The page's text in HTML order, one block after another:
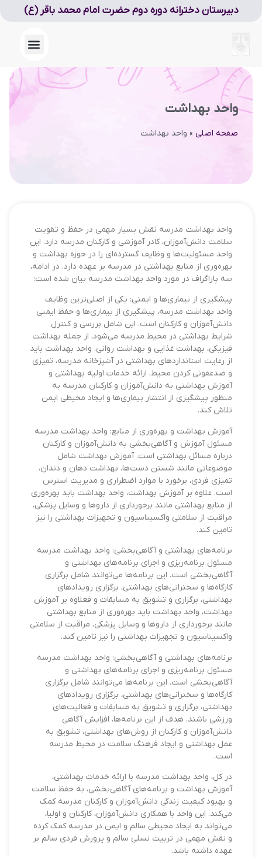
دبیرستان دخترانه دوره دوم حضرت امام محمد باقر (ع)
واحد بهداشت
صفحه اصلی » واحد بهداشت
واحد بهداشت مدرسه نقش بسیار مهمی در حفظ و تقویت
سلامت دانش‌آموزان، کادر آموزشی و کارکنان مدرسه دارد. این
واحد مسئولیت‌ها و وظایف گسترده‌ای را در حوزه بهداشت و
بهره‌وری از منابع بهداشتی در مدرسه بر عهده دارد. در ادامه،
سه پاراگراف در مورد واحد بهداشت مدرسه بیان شده است:
پیشگیری از بیماری‌ها و ایمنی: یکی از اصلی‌ترین وظایف
واحد بهداشت مدرسه، پیشگیری از بیماری‌ها و حفظ ایمنی
دانش‌آموزان و کارکنان است. این شامل بررسی و کنترل
شرایط بهداشتی در محیط مدرسه می‌شود، از جمله بهداشت
فیزیکی، بهداشت غذایی و بهداشت روانی. واحد بهداشت باید
از رعایت استانداردهای بهداشتی در آشپزخانه مدرسه، تمیزی
و ضدعفونی کردن محیط، ارائه خدمات اولیه بهداشتی و
آموزش بهداشتی به دانش‌آموزان و کارکنان مدرسه به
منظور پیشگیری از انتشار بیماری‌ها و ایجاد محیطی ایمن
تلاش کند.
آموزش بهداشت و بهره‌وری از منابع: واحد بهداشت مدرسه
مسئول آموزش و آگاهی‌بخشی به دانش‌آموزان و کارکنان
درباره مسائل بهداشتی است. آموزش بهداشت شامل
موضوعاتی مانند شستن دست‌ها، بهداشت دهان و دندان،
تمیزی فردی، برخورد با موارد اضطراری و مدیریت استرس
است. علاوه بر آموزش بهداشت، واحد بهداشت باید بهره‌وری
از منابع بهداشتی مانند برخورداری از داروها و وسایل پزشکی،
مراقبت از سلامتی واکسیناسیون و تجهیزات بهداشتی را نیز
تامین کند.
برنامه‌های بهداشتی و آگاهی‌بخشی: واحد بهداشت مدرسه
مسئول برنامه‌ریزی و اجرای برنامه‌های بهداشتی و
آگاهی‌بخشی است. این برنامه‌ها می‌توانند شامل برگزاری
کارگاه‌ها و سخنرانی‌های بهداشتی، برگزاری رویدادهای
بهداشتی، برگزاری و تشویق به مسابقات و فعلاوه بر آموزش
بهداشت، واحد بهداشت باید بهره‌وری از منابع بهداشتی
مانند برخورداری از داروها و وسایل پزشکی، مراقبت از سلامتی
واکسیناسیون و تجهیزات بهداشتی را نیز تامین کند.
برنامه‌های بهداشتی و آگاهی‌بخشی: واحد بهداشت مدرسه
مسئول برنامه‌ریزی و اجرای برنامه‌های بهداشتی و
آگاهی‌بخشی است. این برنامه‌ها می‌توانند شامل برگزاری
کارگاه‌ها و سخنرانی‌های بهداشتی، برگزاری رویدادهای
بهداشتی، برگزاری و تشویق به مسابقات و فعالیت‌های
ورزشی باشند. هدف از این برنامه‌ها، افزایش آگاهی
دانش‌آموزان و کارکنان از روش‌های بهداشتی، تشویق به
عمل بهداشتی و ایجاد فرهنگ سلامت در محیط مدرسه
است.
در کل، واحد بهداشت مدرسه با ارائه خدمات بهداشتی،
آموزش بهداشت و برنامه‌های آگاهی‌بخشی، به حفظ سلامت
و بهبود کیفیت زندگی دانش‌آموزان و کارکنان مدرسه کمک
می‌کند. این واحد با همکاری دانش‌آموزان، کارکنان و اولیا،
می‌تواند به ایجاد محیطی سالم و ایمن در مدرسه کمک کرده
و نقش مهمی در تربیت نسلی سالم و پرورش فردی سالم بر
عهده داشته باشد.